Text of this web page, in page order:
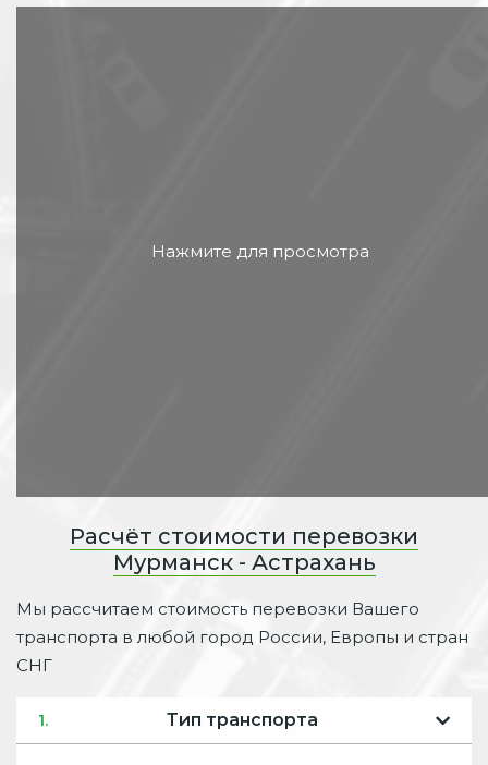
Расчёт стоимости перевозки
Мурманск - Астрахань
Мы рассчитаем стоимость перевозки Вашего
транспорта в любой город России, Европы и стран
СНГ
1. Тип транспорта